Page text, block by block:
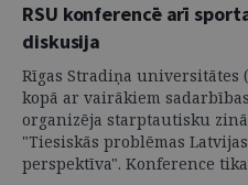
RSU konferencē arī
diskusija
Rīgas Stradiņa universitātes
kopā ar vairākiem
organizēja starptautisku
"Tiesiskās problēmas
perspektīva". Konference tika